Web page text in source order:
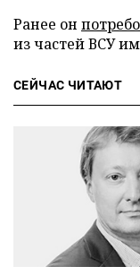
Ранее он
из частей ВСУ
СЕЙЧАС ЧИТАЮТ